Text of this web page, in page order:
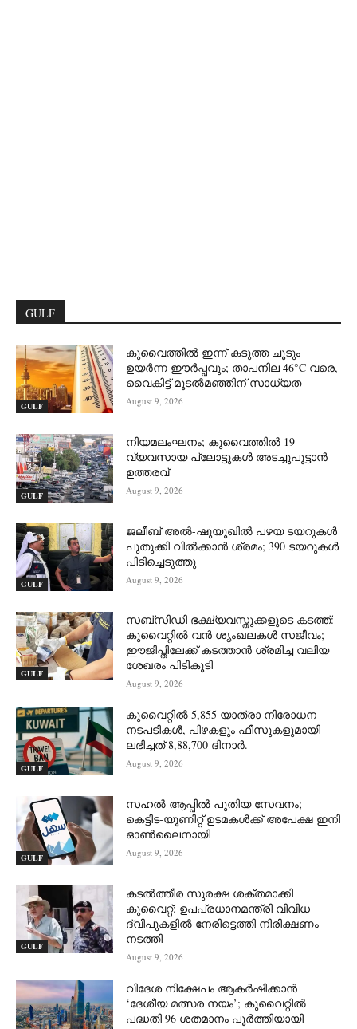
GULF
GULF
കുവൈത്തിൽ ഇന്ന് കടുത്ത ചൂടും
ഉയർന്ന ഈർപ്പവും; താപനില 46°C വരെ,
വൈകിട്ട് മൂടൽമഞ്ഞിന് സാധ്യത
August 9, 2026
GULF
നിയമലംഘനം; കുവൈത്തിൽ 19
വ്യവസായ പ്ലോട്ടുകൾ അടച്ചുപൂട്ടാൻ
ഉത്തരവ്
August 9, 2026
GULF
ജലീബ് അൽ-ഷുയൂഖിൽ പഴയ ടയറുകൾ
പുതുക്കി വിൽക്കാൻ ശ്രമം; 390 ടയറുകൾ
പിടിച്ചെടുത്തു
August 9, 2026
GULF
സബ്‌സിഡി ഭക്ഷ്യവസ്തുക്കളുടെ കടത്ത്:
കുവൈറ്റിൽ വൻ ശൃംഖലകൾ സജീവം;
ഈജിപ്തിലേക്ക് കടത്താൻ ശ്രമിച്ച വലിയ
ശേഖരം പിടികൂടി
August 9, 2026
GULF
കുവൈറ്റിൽ 5,855 യാത്രാ നിരോധന
നടപടികൾ, പിഴകളും ഫീസുകളുമായി
ലഭിച്ചത് 8,88,700 ദിനാർ.
August 9, 2026
GULF
സഹൽ ആപ്പിൽ പുതിയ സേവനം;
കെട്ടിട-യൂണിറ്റ് ഉടമകൾക്ക് അപേക്ഷ ഇനി
ഓൺലൈനായി
August 9, 2026
GULF
കടൽത്തീര സുരക്ഷ ശക്തമാക്കി
കുവൈറ്റ്: ഉപപ്രധാനമന്ത്രി വിവിധ
ദ്വീപുകളിൽ നേരിട്ടെത്തി നിരീക്ഷണം
നടത്തി
August 9, 2026
വിദേശ നിക്ഷേപം ആകർഷിക്കാൻ
‘ദേശീയ മത്സര നയം’; കുവൈറ്റിൽ
പദ്ധതി 96 ശതമാനം പൂർത്തിയായി